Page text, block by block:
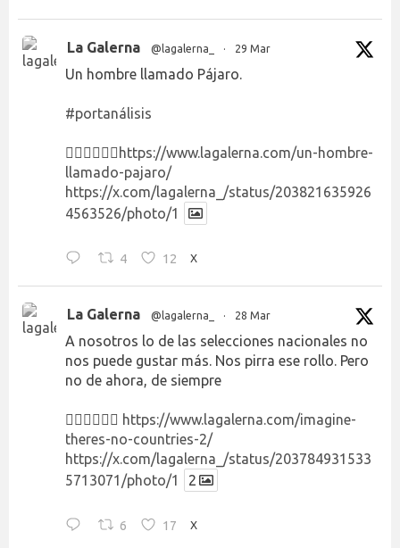
La Galerna @lagalerna_ · 29 Mar
Un hombre llamado Pájaro.
#portanálisis
👉🏻👉🏻👉🏻 https://www.lagalerna.com/un-hombre-
llamado-pajaro/
https://x.com/lagalerna_/status/203821635926
4563526/photo/1
4 12 X
La Galerna @lagalerna_ · 28 Mar
A nosotros lo de las selecciones nacionales no
nos puede gustar más. Nos pirra ese rollo. Pero
no de ahora, de siempre
👉🏻👉🏻👉🏻 https://www.lagalerna.com/imagine-
theres-no-countries-2/
https://x.com/lagalerna_/status/203784931533
5713071/photo/1
2
6 17 X